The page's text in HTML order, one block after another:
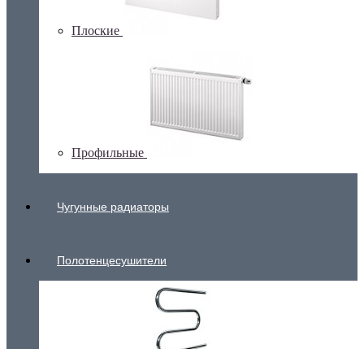
Плоские
Профильные
Чугунные радиаторы
Полотенцесушители